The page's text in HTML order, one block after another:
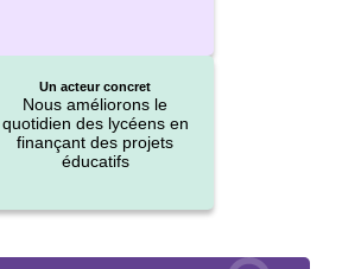
Un acteur concret
Nous améliorons le
quotidien des lycéens en
finançant des projets
éducatifs